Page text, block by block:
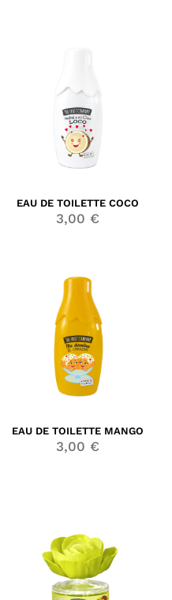
EAU DE TOILETTE COCO
3,00 €
EAU DE TOILETTE MANGO
3,00 €